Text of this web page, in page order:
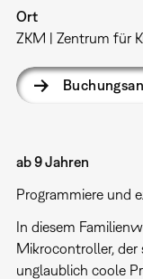
Ort
ZKM | Zentrum für
ab 9 Jahren
Programmiere und
In diesem
Mikrocontroller, der
unglaublich coole